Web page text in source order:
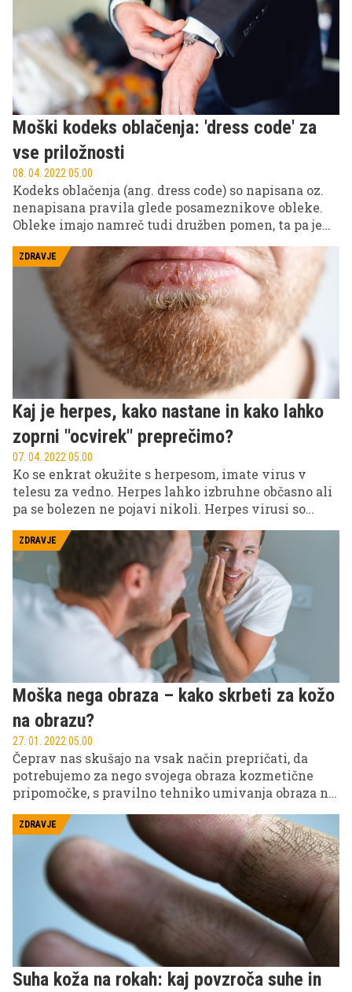
Moški kodeks oblačenja: 'dress code' za
vse priložnosti
08. 04. 2022 05.00
Kodeks oblačenja (ang. dress code) so napisana oz.
nenapisana pravila glede posameznikove obleke.
Obleke imajo namreč tudi družben pomen, ta pa je
okoliščin in priložnosti. Narekuje nam, kakšna
sporočila ljudje oddajajo s svojo izbiro oblačil.
ZDRAVJE
Kaj je herpes, kako nastane in kako lahko
zoprni ''ocvirek'' preprečimo?
07. 04. 2022 05.00
Ko se enkrat okužite s herpesom, imate virus v
telesu za vedno. Herpes lahko izbruhne občasno ali
pa se bolezen ne pojavi nikoli. Herpes virusi so
kontaktom z okuženo osebo, pa tudi preko okuženih
predmetov. V večini primerov herpes ni nevaren,
izjema je, če pride v okolico očesa.
ZDRAVJE
Moška nega obraza – kako skrbeti za kožo
na obrazu?
27. 01. 2022 05.00
Čeprav nas skušajo na vsak način prepričati, da
potrebujemo za nego svojega obraza kozmetične
pripomočke, s pravilno tehniko umivanja obraza na
zdravo kožo na obrazu. Čeprav velja nega obraza za
žensko rutino, je tudi moška koža vsakodnevno
izpostavljena negativnim zunanjim vplivom, zato
je čist in dobro umit obraz prvi in najpomembnejši
korak pri skrbi zanjo. Toda moška koža ima svoje
zakonitosti in zato drugačne zahteve (beri:
potrebuje druge sestavine), večina ženskih krem za
obraz pa je premastnih za moško kožo.
ZDRAVJE
Suha koža na rokah: kaj povzroča suhe in